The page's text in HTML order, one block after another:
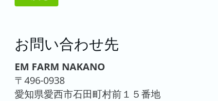
お問い合わせ先
EM FARM NAKANO
〒496-0938
愛知県愛西市石田町村前１５番地